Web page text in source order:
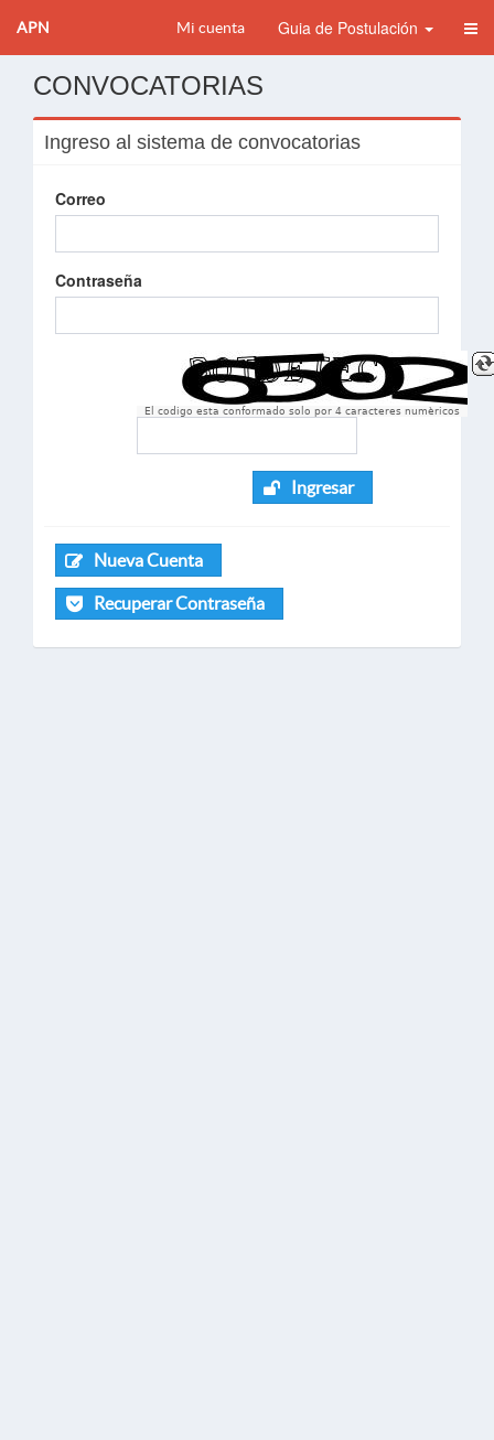
APN Mi cuenta Guia de Postulación
CONVOCATORIAS
Ingreso al sistema de convocatorias
Correo
Contraseña
El codigo esta conformado solo por 4 caracteres numèricos
Ingresar
Nueva Cuenta
Recuperar Contraseña